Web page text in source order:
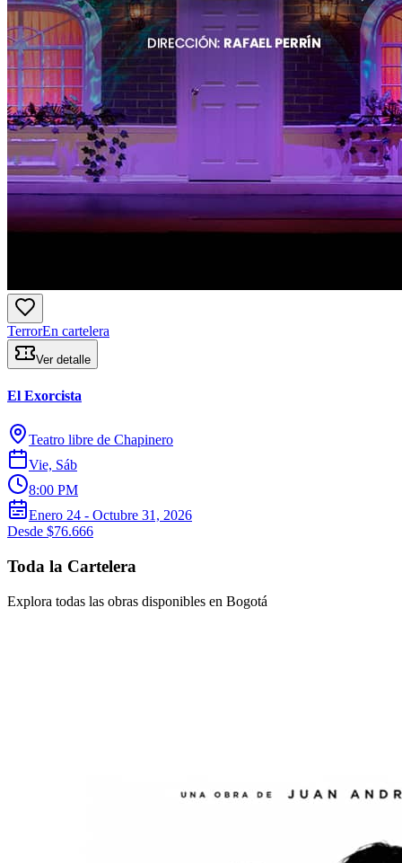
TerrorEn cartelera
Ver detalle
El Exorcista
Teatro libre de Chapinero
Vie, Sáb
8:00 PM
Enero 24 - Octubre 31, 2026
Desde $76.666
Toda la Cartelera
Explora todas las obras disponibles en Bogotá